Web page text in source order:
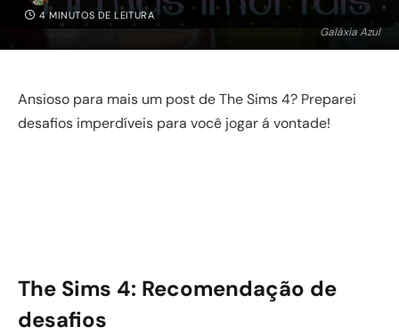
Galáxia Azul
4 MINUTOS DE LEITURA
Ansioso para mais um post de The Sims 4? Preparei
desafios imperdíveis para você jogar á vontade!
The Sims 4: Recomendação de
desafios